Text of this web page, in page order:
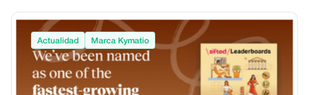
Actualidad Marca Kymatio